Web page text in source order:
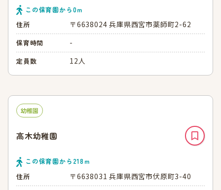
この保育園から0ｍ
住所
〒6638024 兵庫県西宮市薬師町2-62
保育時間 -
定員数 12人
幼稚園
高木幼稚園
この保育園から 218ｍ
住所
〒6638031 兵庫県西宮市伏原町3-40